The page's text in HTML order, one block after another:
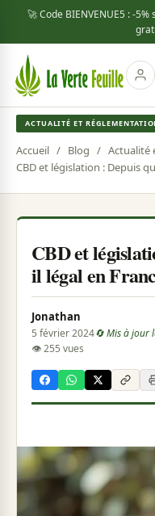
🚀 Code BIENVENUE5 : -5%
ACTUALITÉ ET
Accueil / Blog / Actualité
CBD et
il légal en
Jonathan
5 février 2024🔄 Mis à jour
👁 255 vues